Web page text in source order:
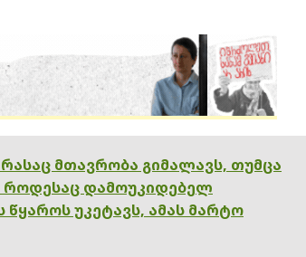
მთავრობა გიმალავს, თუმცა
როდესაც დამოუკიდებელ
უკეტავს, ამას მარტო